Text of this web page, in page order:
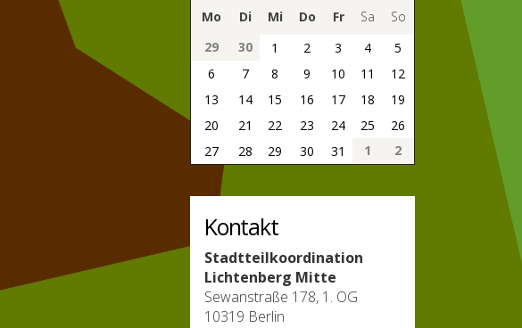
Mo Di Mi Do Fr Sa
So
29
30 1 2 3 4
5
6
7 8 9 10 11
12
13
14 15 16 17 18
19
20
21 22 23 24 25
26
27
28 29 30 31 1 2
Kontakt
Stadtteilkoordination
Lichtenberg Mitte
Sewanstraße 178, 1. OG
10319 Berlin